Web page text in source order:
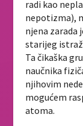
radi kao
nepotizma),
njena zarada
starijeg
Ta čikaška
naučnika
njihovim
mogućem
atoma.